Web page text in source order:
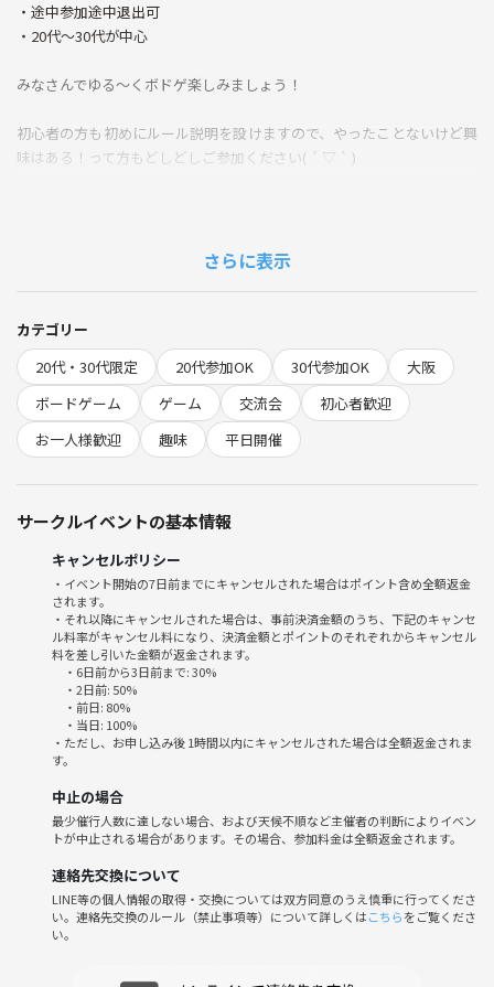
・途中参加途中退出可
・20代〜30代が中心
みなさんでゆる～くボドゲ楽しみましょう！
初心者の方も初めにルール説明を設けますので、やったことないけど興
味はある！って方もどしどしご参加ください( ´ ▽ ` )
開催できそうになければ前日に参加者の方々にメッセージをお送りしま
すのでご安心ください！
✨以下詳細✨
■最寄り駅■難波駅から徒歩10分
心斎橋駅から徒歩15～20分
■開催場所■ BLUE BOX
※会場は2階ではなく4階です
(大阪市中央区千日前1丁目8-20 高橋ビル)
■参加費用■30分 250円 Max2000円（飲食持ち込み可)
さらに表示
カテゴリー
20代・30代限定
20代参加OK 30代参加OK
大阪
ボードゲーム
ゲーム 交流会
初心者歓迎
お一人様歓迎
趣味 平日開催
サークルイベントの基本情報
キャンセルポリシー
・イベント開始の7日前までにキャンセルされた場合はポイント含め全額返金
されます。
・それ以降にキャンセルされた場合は、事前決済金額のうち、下記のキャンセ
ル料率がキャンセル料になり、決済金額とポイントのそれぞれからキャンセル
料を差し引いた金額が返金されます。
・6日前から3日前まで: 30%
・2日前: 50%
・前日: 80%
・当日: 100%
・ただし、お申し込み後 1時間以内にキャンセルされた場合は全額返金されま
す。
中止の場合
最少催行人数に達しない場合、および天候不順など主催者の判断によりイベン
トが中止される場合があります。その場合、参加料金は全額返金されます。
連絡先交換について
LINE等の個人情報の取得・交換については双方同意のうえ慎重に行ってくださ
い。連絡先交換のルール（禁止事項等）について詳しくはこちらをご覧くださ
い。